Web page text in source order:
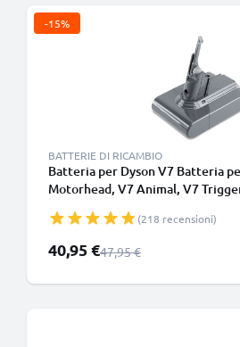
-15%
BATTERIE DI RICAMBIO
Batteria per Dyson V7 Batteria
Motorhead, V7 Animal, V7
2500mAh) di CELLONIC - Batteria
(218 recensioni)
Prezzo speciale
40,95 €Prezzo normale
47,95 €